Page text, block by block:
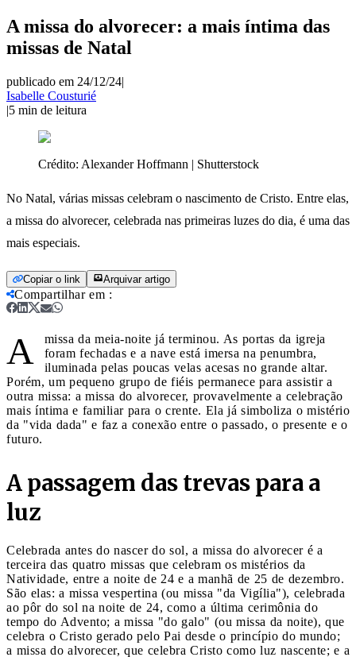
A missa do alvorecer: a mais íntima das
missas de Natal
publicado em 24/12/24|
Isabelle Cousturié
|5 min de leitura
Crédito: Alexander Hoffmann | Shutterstock
No Natal, várias missas celebram o nascimento de Cristo. Entre elas,
a missa do alvorecer, celebrada nas primeiras luzes do dia, é uma das
mais especiais.
Copiar o link Arquivar artigo
Compartilhar em :
A
missa da meia-noite já terminou. As portas da igreja
foram fechadas e a nave está imersa na penumbra,
iluminada pelas poucas velas acesas no grande altar.
Porém, um pequeno grupo de fiéis permanece para assistir a
outra missa: a missa do alvorecer, provavelmente a celebração
mais íntima e familiar para o crente. Ela já simboliza o mistério
da "vida dada" e faz a conexão entre o passado, o presente e o
futuro.
A passagem das trevas para a
luz
Celebrada antes do nascer do sol, a missa do alvorecer é a
terceira das quatro missas que celebram os mistérios da
Natividade, entre a noite de 24 e a manhã de 25 de dezembro.
São elas: a missa vespertina (ou missa "da Vigília"), celebrada
ao pôr do sol na noite de 24, como a última cerimônia do
tempo do Advento; a missa "do galo" (ou missa da noite), que
celebra o Cristo gerado pelo Pai desde o princípio do mundo;
a missa do alvorecer, que celebra Cristo como luz nascente; e a